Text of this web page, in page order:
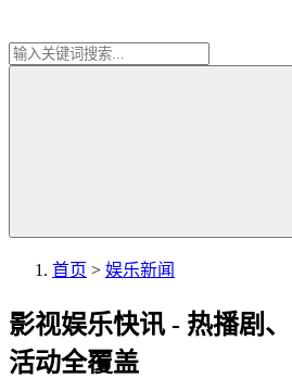
首页 > 娱乐新闻
影视娱乐快讯 - 热播剧
活动全覆盖